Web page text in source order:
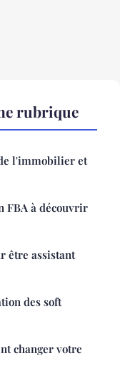
rubrique
l'immobilier et
FBA à découvrir
être assistant
des soft
changer votre